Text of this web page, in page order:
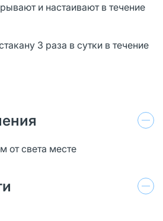
и настаивают в течение
3 раза в сутки в течение
от света месте